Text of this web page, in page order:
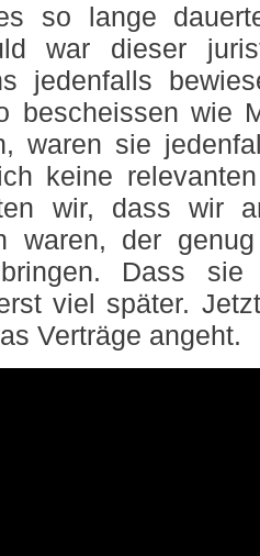
so lange
war dieser
jedenfalls
bescheissen wie
waren sie
keine
wir, dass wir
waren, der
Dass
viel später.
Verträge angeht.